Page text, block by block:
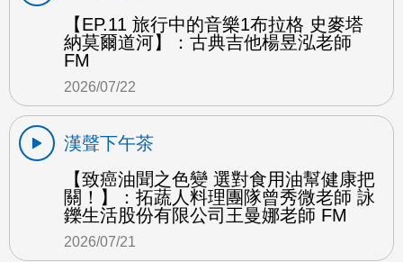
【EP.11 旅行中的音樂1布拉格 史麥塔
納莫爾道河】：古典吉他楊昱泓老師
FM
2026/07/22
漢聲下午茶
【致癌油聞之色變 選對食用油幫健康把
關！】：拓蔬人料理團隊曾秀微老師 詠
鑠生活股份有限公司王曼娜老師 FM
2026/07/21